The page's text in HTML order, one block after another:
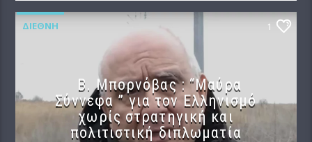
ΔΙΕΘΝΉ 1
B. Μπορνόβας : “Μαύρα
Σύννεφα ” για τον Ελληνισμό
χωρίς στρατηγική και
πολιτιστική διπλωματία